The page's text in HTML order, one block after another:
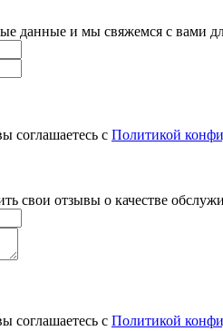
данные и мы свяжемся с вами
соглашаетесь с Политикой
свои отзывы о качестве
соглашаетесь с Политикой